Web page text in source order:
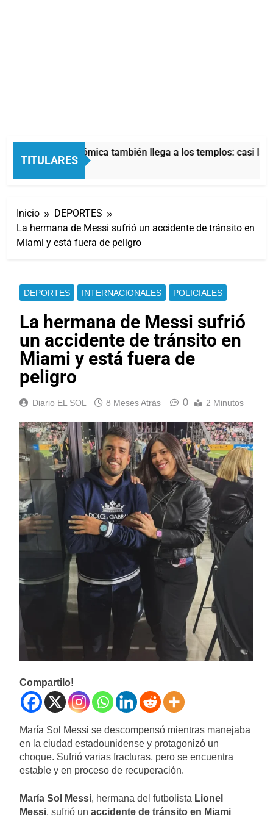
TITULARES
La crisis económica también llega a los templos: casi la
Inicio
DEPORTES
La hermana de Messi sufrió un accidente de tránsito en
Miami y está fuera de peligro
DEPORTES INTERNACIONALES POLICIALES
La hermana de Messi sufrió
un accidente de tránsito en
Miami y está fuera de
peligro
Diario EL SOL 8 Meses Atrás 0 2 Minutos
Compartilo!
María Sol Messi se descompensó mientras manejaba
en la ciudad estadounidense y protagonizó un
choque. Sufrió varias fracturas, pero se encuentra
estable y en proceso de recuperación.
María Sol Messi, hermana del futbolista Lionel
Messi, sufrió un accidente de tránsito en Miami